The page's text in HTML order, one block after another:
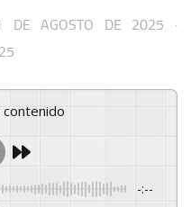
DE AGOSTO DE 2025 ·
contenido
-:--